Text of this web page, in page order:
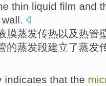
thin liquid film and
wall.
膜蒸发传热以及热管
的蒸发段建立了蒸发
indicates that the